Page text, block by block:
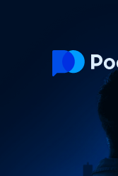
English
Español
Indonesia